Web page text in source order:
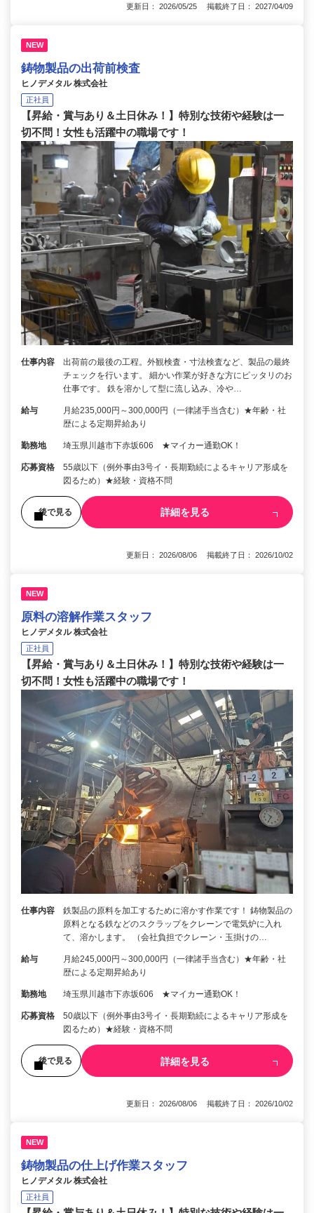
更新日： 2026/05/25 掲載終了日： 2027/04/09
NEW
鋳物製品の出荷前検査
ヒノデメタル 株式会社
正社員
【昇給・賞与あり＆土日休み！】特別な技術や経験は一
切不問！女性も活躍中の職場です！
仕事内容
出荷前の最後の工程。外観検査・寸法検査など、製品の最終
チェックを行います。 細かい作業が好きな方にピッタリのお
仕事です。 鉄を溶かして型に流し込み、冷や…
給与
月給235,000円～300,000円（一律諸手当含む）★年齢・社
歴による定期昇給あり
勤務地 埼玉県川越市下赤坂606 ★マイカー通勤OK！
応募資格
55歳以下（例外事由3号イ・長期勤続によるキャリア形成を
図るため）★経験・資格不問
後で見る 詳細を見る
更新日： 2026/08/06 掲載終了日： 2026/10/02
NEW
原料の溶解作業スタッフ
ヒノデメタル 株式会社
正社員
【昇給・賞与あり＆土日休み！】特別な技術や経験は一
切不問！女性も活躍中の職場です！
仕事内容
鉄製品の原料を加工するために溶かす作業です！ 鋳物製品の
原料となる鉄などのスクラップをクレーンで電気炉に入れ
て、溶かします。 （会社負担でクレーン・玉掛けの…
給与
月給245,000円～300,000円（一律諸手当含む）★年齢・社
歴による定期昇給あり
勤務地 埼玉県川越市下赤坂606 ★マイカー通勤OK！
応募資格
50歳以下（例外事由3号イ・長期勤続によるキャリア形成を
図るため）★経験・資格不問
後で見る 詳細を見る
更新日： 2026/08/06 掲載終了日： 2026/10/02
NEW
鋳物製品の仕上げ作業スタッフ
ヒノデメタル 株式会社
正社員